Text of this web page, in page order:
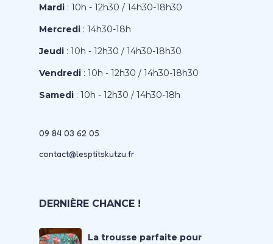
Mardi : 10h - 12h30 / 14h30-18h30
Mercredi : 14h30-18h
Jeudi : 10h - 12h30 / 14h30-18h30
Vendredi : 10h - 12h30 / 14h30-18h30
Samedi : 10h - 12h30 / 14h30-18h
09 84 03 62 05
contact@lesptitskutzu.fr
DERNIÈRE CHANCE !
La trousse parfaite pour